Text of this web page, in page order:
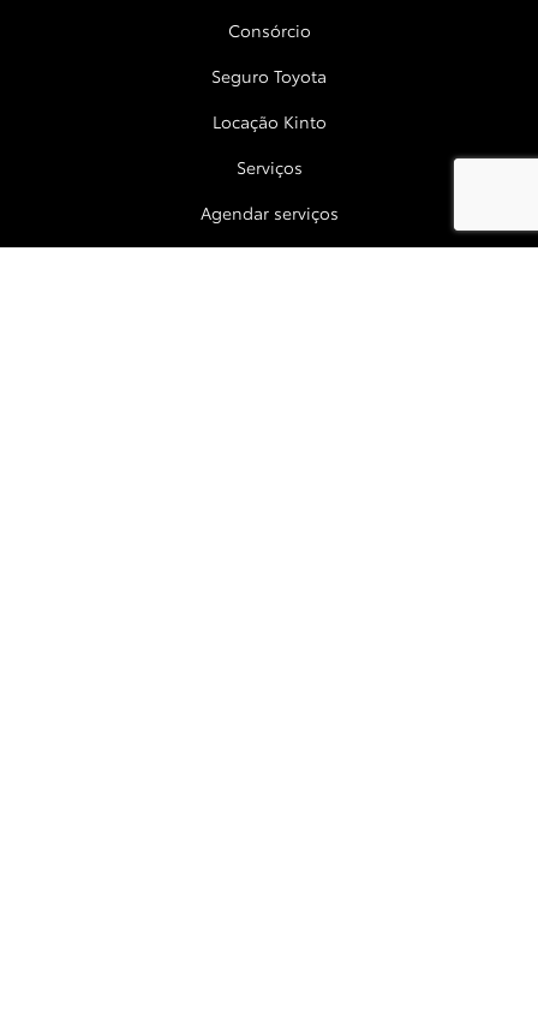
Consórcio
Seguro Toyota
Locação Kinto
Serviços
Agendar serviços